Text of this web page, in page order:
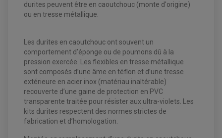
EQUIPEMENT ELECTRIQUE QUAD / SSV
ACCESSOIRES ELECTRIQUE QUAD / SSV
BOITIER CDI QUAD ET SSV
CHARGEUR DE BATTERIE QUAD / SSV
COMPTEUR QUAD / SSV
CONTACTEUR A CLÉ QUAD
DÉMARREUR
durites peuvent être en caoutchouc (monte d'origine)
ou en tresse métallique.
Les durites en caoutchouc ont souvent un
comportement d’éponge ou de poumons dû à la
pression exercée. Les flexibles en tresse métallique
sont composés d’une âme en téflon et d’une tresse
extérieure en acier inox (matériau inaltérable)
recouverte d’une gaine de protection en PVC
transparente traitée pour résister aux ultra-violets. Les
kits durites respectent des normes strictes de
fabrication et d’homologation.